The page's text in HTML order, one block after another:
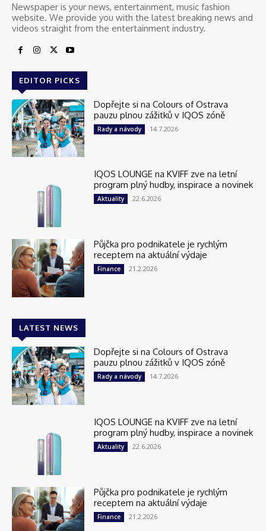
Newspaper is your news, entertainment, music fashion
website. We provide you with the latest breaking news and
videos straight from the entertainment industry.
EDITOR PICKS
Dopřejte si na Colours of Ostrava
pauzu plnou zážitků v IQOS zóně
Rady a návody 14.7.2026
IQOS LOUNGE na KVIFF zve na letní
program plný hudby, inspirace a novinek
Aktuality 22.6.2026
Půjčka pro podnikatele je rychlým
receptem na aktuální výdaje
Finance 21.2.2026
LATEST NEWS
Dopřejte si na Colours of Ostrava
pauzu plnou zážitků v IQOS zóně
Rady a návody 14.7.2026
IQOS LOUNGE na KVIFF zve na letní
program plný hudby, inspirace a novinek
Aktuality 22.6.2026
Půjčka pro podnikatele je rychlým
receptem na aktuální výdaje
Finance 21.2.2026